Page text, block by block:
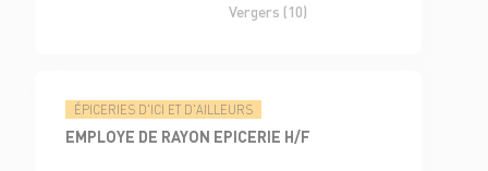
Vergers (10)
ÉPICERIES D'ICI ET D'AILLEURS
EMPLOYE DE RAYON EPICERIE H/F